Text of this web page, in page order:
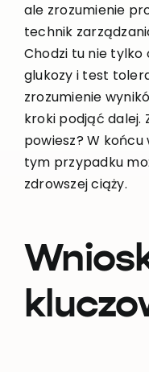
ale zrozumienie
technik
Chodzi tu nie tylko
glukozy i test
zrozumienie
kroki podjąć dalej.
powiesz? W
tym przypadku
zdrowszej ciąży.